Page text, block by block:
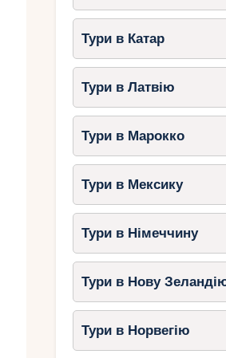
Тури в Катар
Тури в Латвію
Тури в Марокко
Тури в Мексику
Тури в Німеччину
Тури в Нову
Тури в Норвегію